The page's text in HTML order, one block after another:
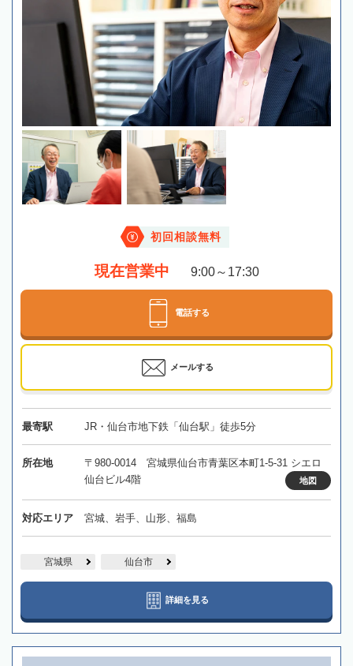
初回相談無料
現在営業中 9:00～17:30
電話する
メールする
最寄駅 JR・仙台市地下鉄「仙台駅」徒歩5分
所在地
〒980-0014 宮城県仙台市青葉区本町1-5-31 シエロ
仙台ビル4階
地図
対応エリア 宮城、岩手、山形、福島
宮城県 仙台市
詳細を見る